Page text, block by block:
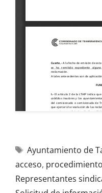
Ayuntamiento de
acceso, procedimiento
Representantes